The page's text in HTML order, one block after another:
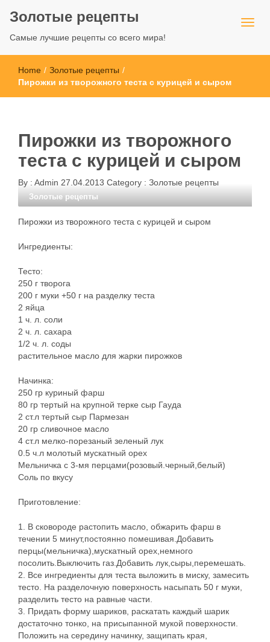
Золотые рецепты
Самые лучшие рецепты со всего мира!
Home / Золотые рецепты /
Пирожки из творожного теста с курицей и сыром
Пирожки из творожного
теста с курицей и сыром
By : Admin 27.04.2013 Category : Золотые рецепты
Золотые рецепты
Пирожки из творожного теста с курицей и сыром
Ингредиенты:
Тесто:
250 г творога
200 г муки +50 г на разделку теста
2 яйца
1 ч. л. соли
2 ч. л. сахара
1/2 ч. л. соды
растительное масло для жарки пирожков
Начинка:
250 гр куриный фарш
80 гр тертый на крупной терке сыр Гауда
2 ст.л тертый сыр Пармезан
20 гр сливочное масло
4 ст.л мелко-порезаный зеленый лук
0.5 ч.л молотый мускатный орех
Мельничка с 3-мя перцами(розовый.черный,белый)
Соль по вкусу
Приготовление:
1. В сковороде растопить масло, обжарить фарш в
течении 5 минут,постоянно помешивая.Добавить
перцы(мельничка),мускатный орех,немного
посолить.Выключить газ.Добавить лук,сыры,перемешать.
2. Все ингредиенты для теста выложить в миску, замесить
тесто. На разделочную поверхность насыпать 50 г муки,
разделить тесто на равные части.
3. Придать форму шариков, раскатать каждый шарик
достаточно тонко, на присыпанной мукой поверхности.
Положить на середину начинку, защипать края,